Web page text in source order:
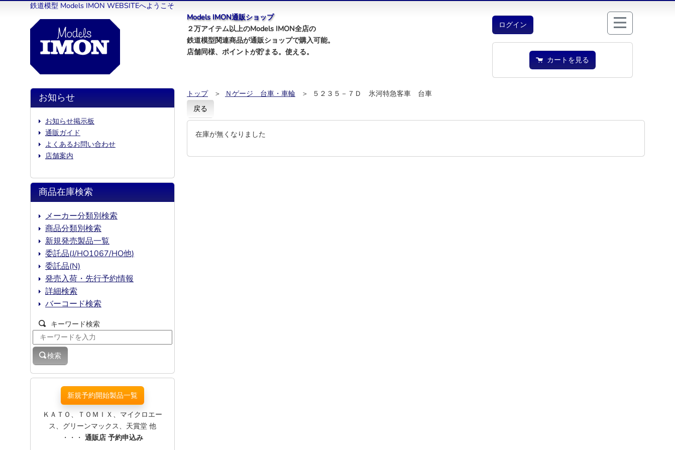
鉄道模型 Models IMON WEBSITEへようこそ
Models IMON通販ショップ
２万アイテム以上のModels IMON全店の
鉄道模型関連商品が通販ショップで購入可能。
店舗同様、ポイントが貯まる。使える。
ログイン
カートを見る
トップ ＞ Ｎゲージ 台車・車輪
＞ ５２３５－７Ｄ 氷河特急客車 台車
戻る
在庫が無くなりました
お知らせ
お知らせ掲示板
通販ガイド
よくあるお問い合わせ
店舗案内
商品在庫検索
メーカー分類別検索
商品分類別検索
新規発売製品一覧
委託品(J/HO1067/HO他)
委託品(N)
発売入荷・先行予約情報
詳細検索
バーコード検索
キーワード検索
検索
新規予約開始製品一覧
ＫＡＴＯ、ＴＯＭＩＸ、マイクロエー
ス、グリーンマックス、天賞堂 他
・・・ 通販店 予約申込み